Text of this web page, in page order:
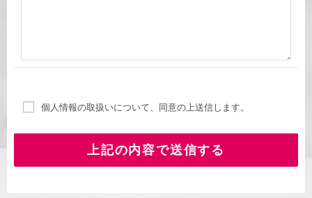
個人情報の取扱いについて、同意の上送信します。